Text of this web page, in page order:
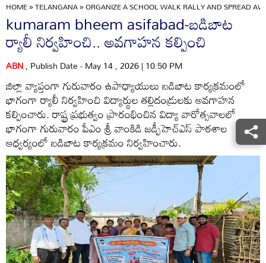
HOME»TELANGANA»ORGANIZE A SCHOOL WALK RALLY AND SPREAD
kumaram bheem asifabad-బడిబాట
ర్యాలీ నిర్వహించి.. అవగాహన కల్పించి
ABN, Publish Date - May 14 , 2026 | 10:50 PM
జిల్లా వ్యాప్తంగా గురువారం ఉపాధ్యాయులు బడిబాట కార్యక్రమంలో
భాగంగా ర్యాలీ నిర్వహించి విద్యార్థుల తల్లిదండ్రులకు అవగాహన
కల్పించారు. రాష్ట్ర ప్రభుత్వం ప్రారంభించిన విద్యా వారోత్సవాలలో
భాగంగా గురువారం పీఎం శ్రీ వాంకిడి జడ్పీహెచ్‌ఎస్‌ పాఠశాల
ఆధ్వర్యంలో బడిబాట కార్యక్రమం నిర్వహించారు.